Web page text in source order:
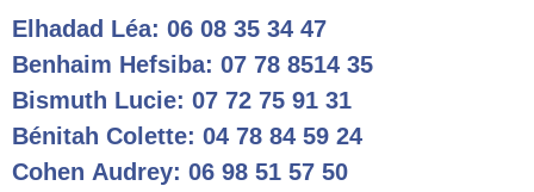
Elhadad Léa: 06 08 35 34 47
Benhaim Hefsiba: 07 78 8514 35
Bismuth Lucie: 07 72 75 91 31
Bénitah Colette: 04 78 84 59 24
Cohen Audrey: 06 98 51 57 50